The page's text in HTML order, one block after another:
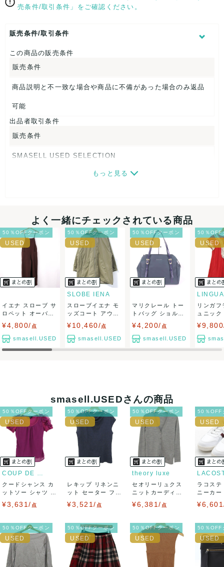
着丈：約70cm
股下：約62cm
【 素材・成分 】
素材タグを撮影しておりますので、ご確認下さいませ。
【 商品札 】
なし
売条件/取引条件」をご確認ください。
販売条件/取引条件
この商品の販売条件
販売条件
商品説明と不一致な場合や商品に不備があった場合のみ返品
可能
出品者取引条件
販売条件
SMASELL USED SELECTION
画像ダウンロードなので、転売にも最適♪
ネコポスの場合は日時指定ができませんので、ご了承下さい
ませ。
USED品に関しましては、見る方によって状態の価値観が異な
りますので、トラブルを避けるため、神経質な方や完璧な商
品を求められる方は御購入をお控えください。
また商品には細心の注意をはらっておりますが、何かござい
また並行輸入品もございますので、真贋方法などお答えでき
ない場合もございます。
万が一、購入後に偽造品等が発覚しましたら、返品・返金に
て対応致しますので、ご連絡お願い致します。
決済方法
クレジットカード、メルペイ、銀行振込、PayPay、コンビ
出荷
送料： ¥1,650 (見込み)
送料表を確認する
もっと見る
よく一緒にチェックされている商品
50％OFFクーポン
イエナ スローブ サ
ロペット オーバー
¥4,800/ 点
smasell.USED
50％OFFクーポン
SLOBE IENA
スローブイエナ モ
ッズコート アウタ
¥10,460/点
smasell.USED
50％OFFクーポン
マリクレール トー
トバッグ ショルダ
¥4,200/ 点
smasell.USED
50％OFF
リンガ
ュニッ
smasell.USEDさんの商品
50％OFFクーポン
COUP DE CHANCE
クードシャンス カ
ットソー シャツ 半
袖 シフォン...
¥3,631/ 点
50％OFFクーポン
レキップ リネンニ
ット セーター フレ
ンチスリーブ...
¥3,521/ 点
50％OFFクーポン
theory luxe
セオリーリュクス
ニットカーディガ
ン トップス 長...
¥6,381/ 点
50％OFF
ラコステ
ニーカ
LC ...
50％OFFクーポン 50％OFFクーポン 50％OFFクーポン 50％OFF